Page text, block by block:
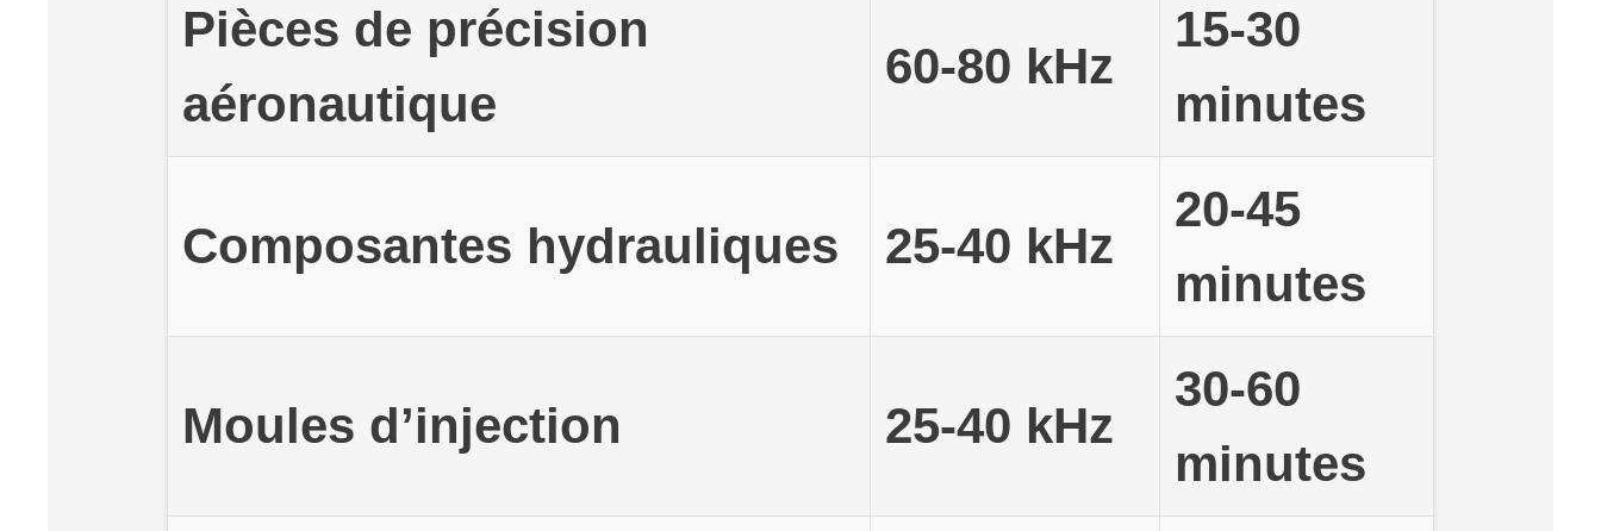
Pièces de précision
aéronautique
60-80 kHz
15-30
minutes
Composantes hydrauliques 25-40 kHz
20-45
minutes
Moules d’injection 25-40 kHz
30-60
minutes